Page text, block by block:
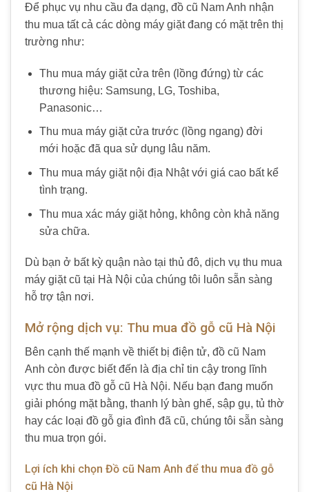
Để phục vụ nhu cầu đa dạng, đồ cũ Nam Anh nhận
thu mua tất cả các dòng máy giặt đang có mặt trên thị
trường như:
Thu mua máy giặt cửa trên (lồng đứng) từ các
thương hiệu: Samsung, LG, Toshiba,
Panasonic…
Thu mua máy giặt cửa trước (lồng ngang) đời
mới hoặc đã qua sử dụng lâu năm.
Thu mua máy giặt nội địa Nhật với giá cao bất kể
tình trạng.
Thu mua xác máy giặt hỏng, không còn khả năng
sửa chữa.
Dù bạn ở bất kỳ quận nào tại thủ đô, dịch vụ thu mua
máy giặt cũ tại Hà Nội của chúng tôi luôn sẵn sàng
hỗ trợ tận nơi.
Mở rộng dịch vụ: Thu mua đồ gỗ cũ Hà Nội
Bên cạnh thế mạnh về thiết bị điện tử, đồ cũ Nam
Anh còn được biết đến là địa chỉ tin cậy trong lĩnh
vực thu mua đồ gỗ cũ Hà Nội. Nếu bạn đang muốn
giải phóng mặt bằng, thanh lý bàn ghế, sập gụ, tủ thờ
hay các loại đồ gỗ gia đình đã cũ, chúng tôi sẵn sàng
thu mua trọn gói.
Lợi ích khi chọn Đồ cũ Nam Anh để thu mua đồ gỗ
cũ Hà Nội